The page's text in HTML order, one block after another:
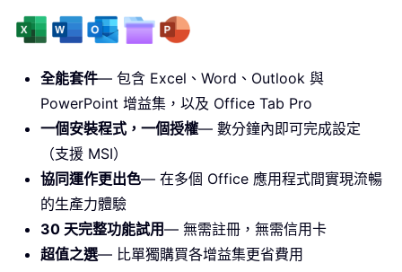
全能套件— 包含 Excel、Word、Outlook 與
PowerPoint 增益集，以及 Office Tab Pro
一個安裝程式，一個授權— 數分鐘內即可完成設定
（支援 MSI）
協同運作更出色— 在多個 Office 應用程式間實現流暢
的生產力體驗
30 天完整功能試用— 無需註冊，無需信用卡
超值之選— 比單獨購買各增益集更省費用